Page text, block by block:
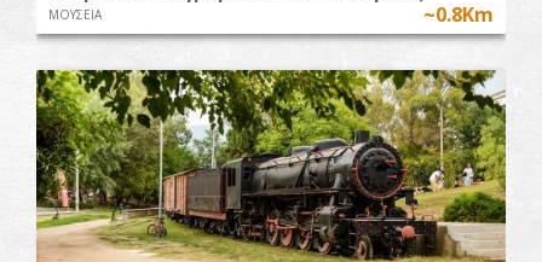
ΜΟΥΣΕΙΑ ~0.8Km